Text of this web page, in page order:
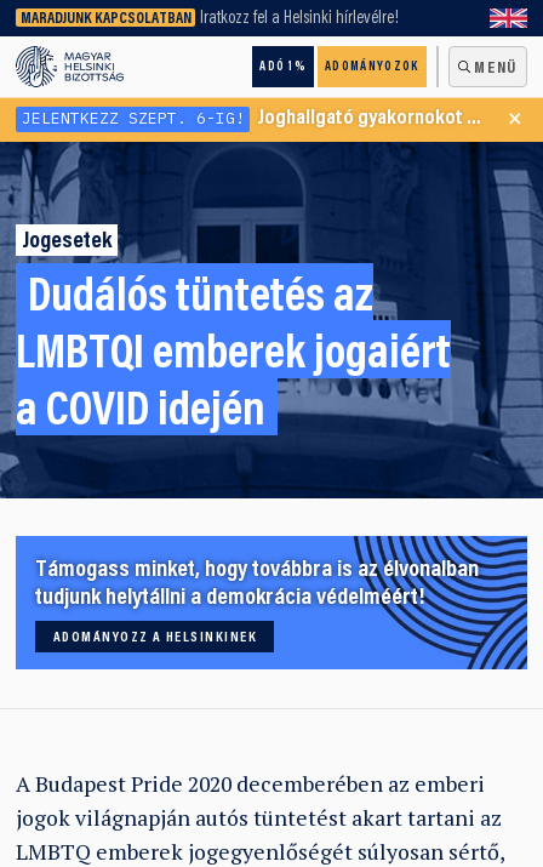
MARADJUNK KAPCSOLATBAN Iratkozz fel a Helsinki hírlevélre!
ADÓ 1% ADOMÁNYOZOK MENÜ
keresőnket!
JELENTKEZZ SZEPT. 6-IG! Joghallgató gyakornokot keresünk Menekültügyi Programunkba ×
Jogesetek
Dudálós tüntetés az
LMBTQI emberek jogaiért
a COVID idején
Támogass minket, hogy továbbra is az élvonalban
tudjunk helytállni a demokrácia védelméért!
ADOMÁNYOZZ A HELSINKINEK
A Budapest Pride 2020 decemberében az emberi
jogok világnapján autós tüntetést akart tartani az
LMBTQ emberek jogegyenlőségét súlyosan sértő,